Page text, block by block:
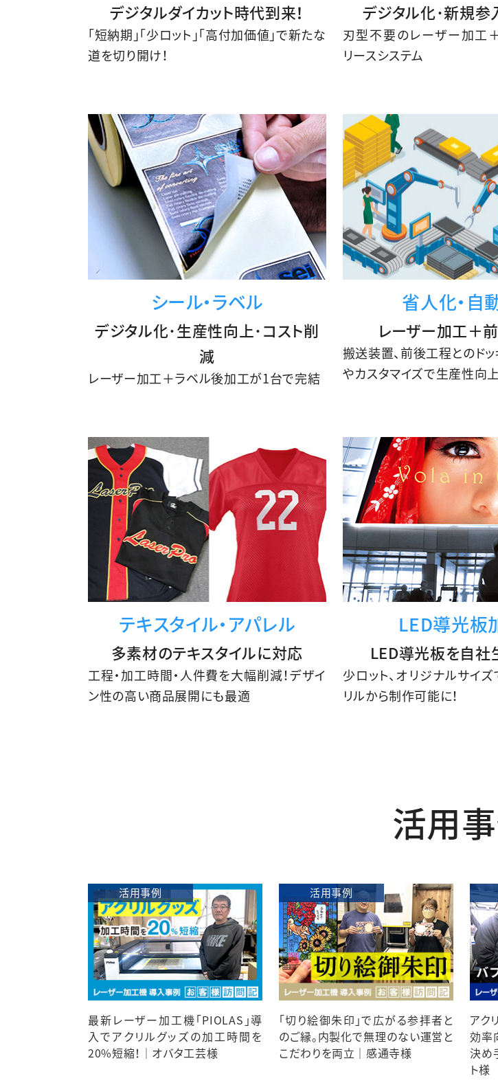
デジタルダイカット時代到来！
「短納期」「少ロット」「高付加価値」で新たな
道を切り開け！
デジタル化･新規参
刃型不要のレーザー加工
リースシステム
シール・ラベル
デジタル化･生産性向上･コスト削
減
レーザー加工＋ラベル後加工が1台で完結
省人化・自
レーザー加工＋
搬送装置、前後工程とのドッ
やカスタマイズで生産性向上
テキスタイル・アパレル
多素材のテキスタイルに対応
工程・加工時間・人件費を大幅削減！デザイ
ン性の高い商品展開にも最適
LED導光板
LED導光板を自社
少ロット、オリジナルサイ
リルから制作可能に！
活用
活用事例
最新レーザー加工機「PIOLAS」導
入でアクリルグッズの加工時間を
20%短縮！｜オバタ工芸様
活用事例
「切り絵御朱印」で広がる参拝者と
のご縁。内製化で無理のない運営と
こだわりを両立｜感通寺様
アク
効率
決め
ト様